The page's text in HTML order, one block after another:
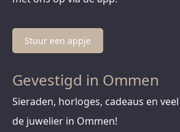
Stuur een appje
Gevestigd in Ommen
Sieraden, horloges, cadeaus en
de juwelier in Ommen!